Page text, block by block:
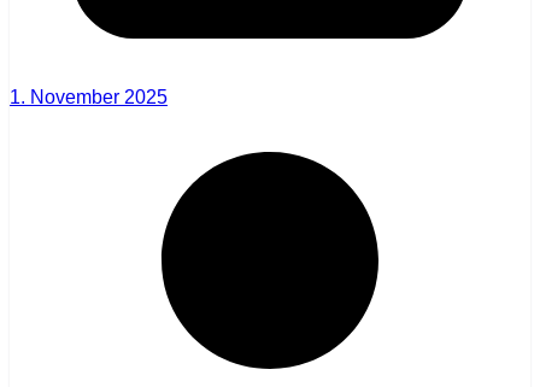
1. November 2025